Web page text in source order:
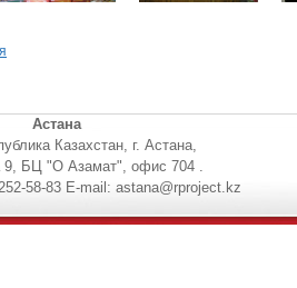
Астана
Казахстан, г. Астана,
9, БЦ "О Азамат", офис 704 .
58-83 E-mail: astana@rproject.kz